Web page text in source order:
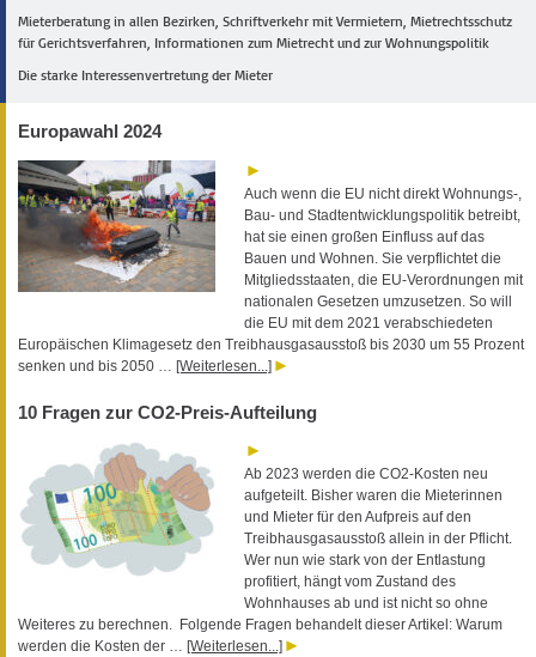
Mieterberatung in allen Bezirken, Schriftverkehr mit Vermietern, Mietrechtsschutz
für Gerichtsverfahren, Informationen zum Mietrecht und zur Wohnungspolitik
Die starke Interessenvertretung der Mieter
Europawahl 2024
Auch wenn die EU nicht direkt Wohnungs-,
Bau- und Stadtentwicklungspolitik betreibt,
hat sie einen großen Einfluss auf das
Bauen und Wohnen. Sie verpflichtet die
Mitgliedsstaaten, die EU-Verordnungen mit
nationalen Gesetzen umzusetzen. So will
die EU mit dem 2021 verabschiedeten
Europäischen Klimagesetz den Treibhausgasausstoß bis 2030 um 55 Prozent
senken und bis 2050 … [Weiterlesen...]
10 Fragen zur CO2-Preis-Aufteilung
Ab 2023 werden die CO2-Kosten neu
aufgeteilt. Bisher waren die Mieterinnen
und Mieter für den Aufpreis auf den
Treibhausgasausstoß allein in der Pflicht.
Wer nun wie stark von der Entlastung
profitiert, hängt vom Zustand des
Wohnhauses ab und ist nicht so ohne
Weiteres zu berechnen. Folgende Fragen behandelt dieser Artikel: Warum
werden die Kosten der … [Weiterlesen...]